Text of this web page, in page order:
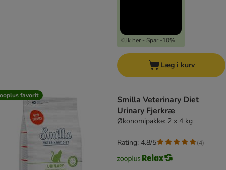
Klik her - Spar -10%
Læg i kurv
favorit
Smilla Veterinary Diet
Urinary Fjerkræ
Økonomipakke: 2 x 4 kg
Rating: 4.8/5 (4)